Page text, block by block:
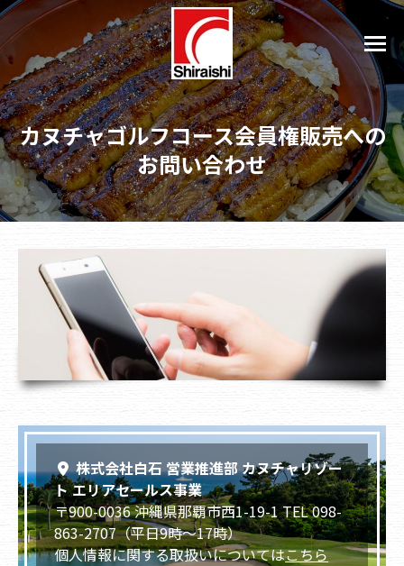
カヌチャゴルフコース会員権販売への
お問い合わせ
株式会社白石 営業推進部 カヌチャリゾー
ト エリアセールス事業
〒900-0036 沖縄県那覇市西1-19-1 TEL 098-
863-2707（平日9時〜17時）
個人情報に関する取扱いについてはこちら